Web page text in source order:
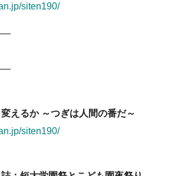
siten190/
えるか ～つぎは人間の番だ～
siten190/